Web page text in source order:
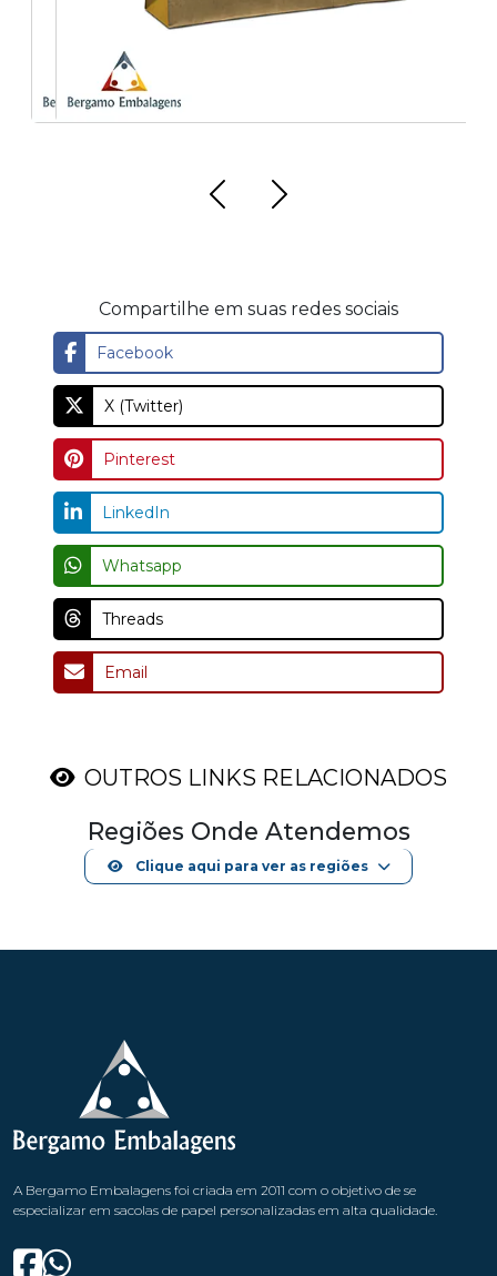
Compartilhe em suas redes sociais
Facebook
X (Twitter)
Pinterest
LinkedIn
Whatsapp
Threads
Email
OUTROS LINKS RELACIONADOS
Regiões Onde Atendemos
Clique aqui para ver as regiões
A Bergamo Embalagens foi criada em 2011 com o objetivo de se
especializar em sacolas de papel personalizadas em alta qualidade.